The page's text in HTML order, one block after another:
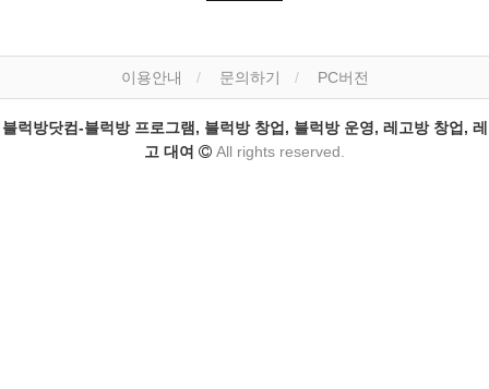
이용안내 문의하기 PC버전
블럭방닷컴-블럭방 프로그램, 블럭방 창업, 블럭방 운영, 레고방 창업, 레
고 대여
All rights reserved.